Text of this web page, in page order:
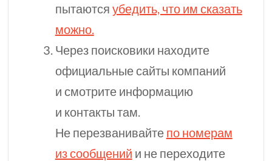
пытаются убедить, что им сказать
можно.
Через поисковики находите
официальные сайты компаний
и смотрите информацию
и контакты там.
Не перезванивайте по номерам
из сообщений и не переходите